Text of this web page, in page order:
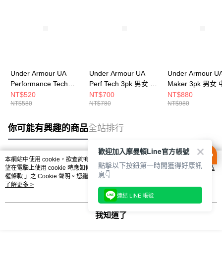
Under Armour UA
Performance Tech
3pk 男女 短襪
1382035-011
NT$520
NT$580
Under Armour UA
Perf Tech 3pk 男女 中
長襪 1382033-100
NT$700
NT$780
Under Armour
Maker 3pk 男女
襪 1382025-600
NT$880
NT$980
你可能有興趣的商品全站排行
熱門標籤
本網站中使用 cookie，欲查詢有關本網站使用 cookie 方式之詳情，及若您不希
望在電腦上使用 cookie 時應如何變更電腦的 cookie 設定，請參閱本網站「
隱私
權條款 」之 Cookie 聲明。您繼續使用本網站即表示您同意本公司得按本網站使
用條款之 Cookie 聲明使用 cookie。
了解更多 >
我知道了
歡迎加入摩曼頓Line官方帳號
點擊以下按鈕第一時間獲得好康訊
息👇
連結 LINE 帳號